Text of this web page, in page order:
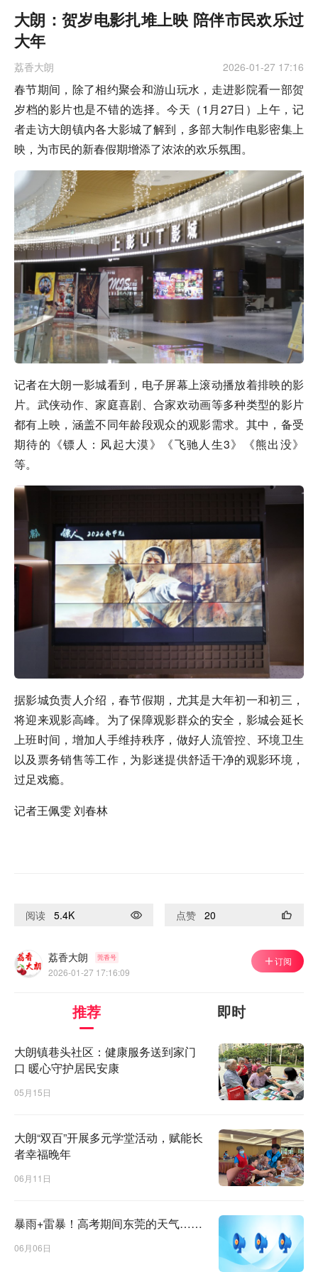
大朗：贺岁电影扎堆上映 陪伴市民欢乐过
大年
荔香大朗 2026-01-27 17:16
春节期间，除了相约聚会和游山玩水，走进影院看一部贺
岁档的影片也是不错的选择。今天（1月27日）上午，记
者走访大朗镇内各大影城了解到，多部大制作电影密集上
映，为市民的新春假期增添了浓浓的欢乐氛围。
记者在大朗一影城看到，电子屏幕上滚动播放着排映的影
片。武侠动作、家庭喜剧、合家欢动画等多种类型的影片
都有上映，涵盖不同年龄段观众的观影需求。其中，备受
期待的《镖人：风起大漠》《飞驰人生3》《熊出没》
等。
据影城负责人介绍，春节假期，尤其是大年初一和初三，
将迎来观影高峰。为了保障观影群众的安全，影城会延长
上班时间，增加人手维持秩序，做好人流管控、环境卫生
以及票务销售等工作，为影迷提供舒适干净的观影环境，
过足戏瘾。
记者王佩雯 刘春林
阅读 5.4K 点赞 20
荔香大朗 莞香号
2026-01-27 17:16:09
订阅
推荐 即时
大朗镇巷头社区：健康服务送到家门
口 暖心守护居民安康
05月15日
大朗“双百”开展多元学堂活动，赋能长
者幸福晚年
06月11日
暴雨+雷暴！高考期间东莞的天气……
06月06日